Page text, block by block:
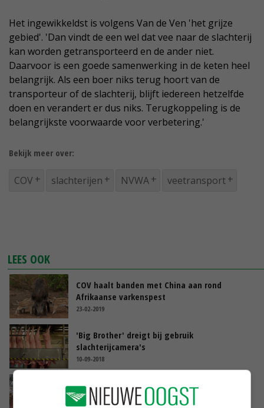
Het ingewikkeldst is volgens Van de Ven 'het grijze
gebied'. 'Dan vindt de een wel dat vee naar de slachterij
kan worden getransporteerd en de ander niet.
Daarvoor is een goede samenwerking in de keten heel
belangrijk. Als een boer niks terug hoort van de
transporteur of de slachterij, blijft iedereen hetzelfde
doen en verandert er dus niks. Terugkoppeling is de
belangrijkste voorwaarde voor verbetering.'
Bekijk meer over:
COV slachterijen NVWA veetransport
LEES OOK
COV haalt banden met China aan rond
Afrikaanse varkenspest
23-02-2019
'Big Brother' dreigt bij gebruik
slachterijcamera's
10-09-2018
Incidenten bij slachterijen raken gehele
bedrijfstak